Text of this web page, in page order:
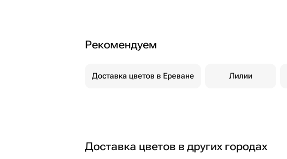
Рекомендуем
Доставка цветов в Ереване Лилии
Доставка цветов в других городах